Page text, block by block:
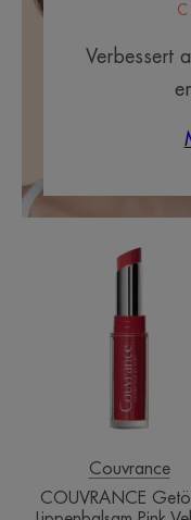
Verbessert
Pink
Velours
Couvrance
COUVRANCE